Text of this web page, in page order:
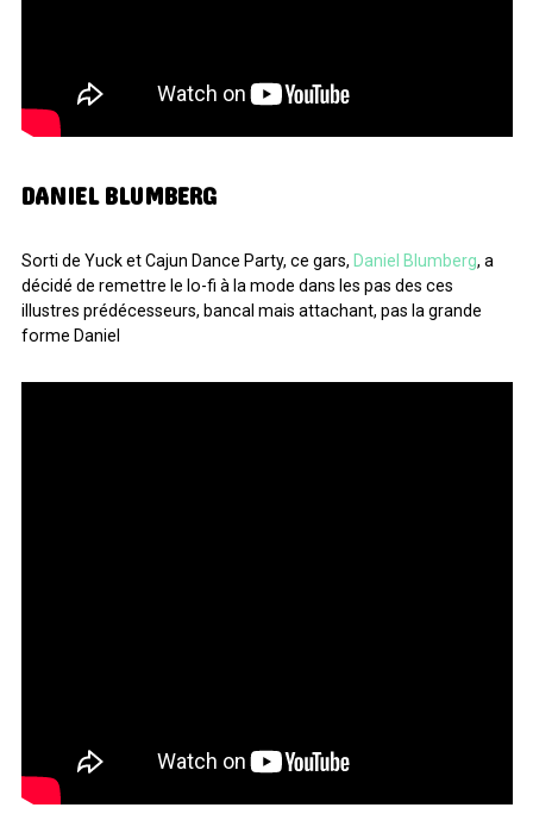
DANIEL BLUMBERG
Sorti de Yuck et Cajun Dance Party, ce gars, Daniel Blumberg, a
décidé de remettre le lo-fi à la mode dans les pas des ces
illustres prédécesseurs, bancal mais attachant, pas la grande
forme Daniel